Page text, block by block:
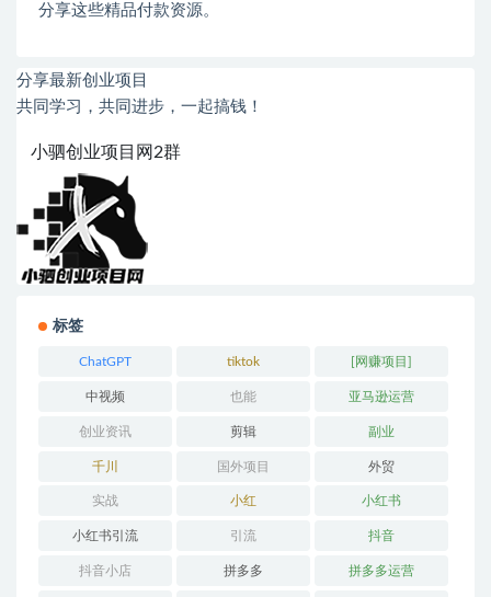
分享这些精品付款资源。
分享最新创业项目
共同学习，共同进步，一起搞钱！
小驷创业项目网2群
标签
ChatGPT tiktok [网赚项目]
中视频 也能 亚马逊运营
创业资讯 剪辑 副业
千川 国外项目 外贸
实战 小红 小红书
小红书引流 引流 抖音
抖音小店 拼多多 拼多多运营